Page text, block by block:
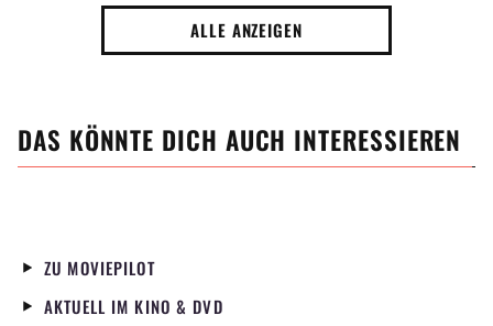
ALLE ANZEIGEN
DAS KÖNNTE DICH AUCH INTERESSIEREN
ZU MOVIEPILOT
AKTUELL IM KINO & DVD